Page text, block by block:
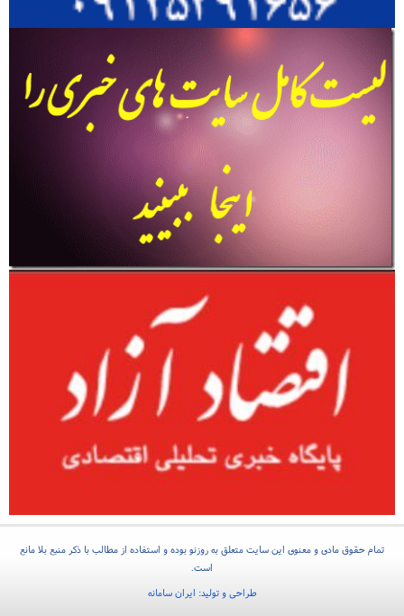
تمام حقوق مادی و معنوی این سایت متعلق به روزنو بوده و استفاده از مطالب با ذکر منبع بلا مانع
است.
طراحی و تولید: ایران سامانه